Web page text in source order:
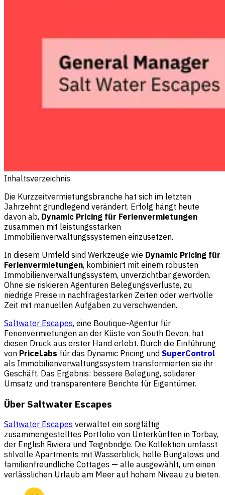
Inhaltsverzeichnis
Die Kurzzeitvermietungsbranche hat sich im letzten
Jahrzehnt grundlegend verändert. Erfolg hängt heute
davon ab, Dynamic Pricing für Ferienvermietungen
zusammen mit leistungsstarken
Immobilienverwaltungssystemen einzusetzen.
In diesem Umfeld sind Werkzeuge wie Dynamic Pricing für
Ferienvermietungen, kombiniert mit einem robusten
Immobilienverwaltungssystem, unverzichtbar geworden.
Ohne sie riskieren Agenturen Belegungsverluste, zu
niedrige Preise in nachfragestarken Zeiten oder wertvolle
Zeit mit manuellen Aufgaben zu verschwenden.
Saltwater Escapes, eine Boutique-Agentur für
Ferienvermietungen an der Küste von South Devon, hat
diesen Druck aus erster Hand erlebt. Durch die Einführung
von PriceLabs für das Dynamic Pricing und SuperControl
als Immobilienverwaltungssystem transformierten sie ihr
Geschäft. Das Ergebnis: bessere Belegung, soliderer
Umsatz und transparentere Berichte für Eigentümer.
Über Saltwater Escapes
Saltwater Escapes verwaltet ein sorgfältig
zusammengestelltes Portfolio von Unterkünften in Torbay,
der English Riviera und Teignbridge. Die Kollektion umfasst
stilvolle Apartments mit Wasserblick, helle Bungalows und
familienfreundliche Cottages — alle ausgewählt, um einen
verlässlichen Urlaub am Meer auf hohem Niveau zu bieten.